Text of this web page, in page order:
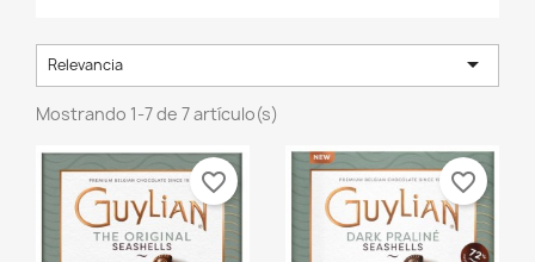
Relevancia 
Mostrando 1-7 de 7 artículo(s)
favorite_border favorite_border